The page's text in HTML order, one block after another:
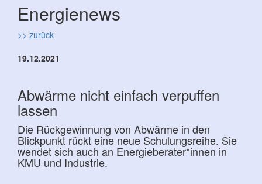
Energienews
>> zurück
19.12.2021
Abwärme nicht einfach verpuffen
lassen
Die Rückgewinnung von Abwärme in den
Blickpunkt rückt eine neue Schulungsreihe. Sie
wendet sich auch an Energieberater*innen in
KMU und Industrie.